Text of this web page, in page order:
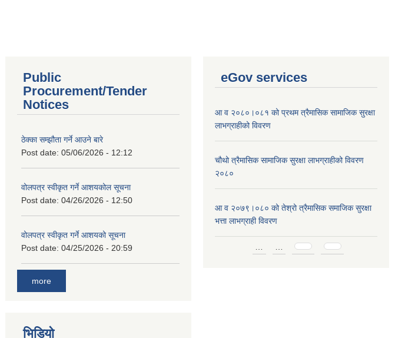
Public
Procurement/Tender
Notices
ठेक्का सम्झौता गर्ने आउने बारे
Post date: 05/06/2026 - 12:12
वोलपत्र स्वीकृत गर्ने आशयकोल सूचना
Post date: 04/26/2026 - 12:50
वोलपत्र स्वीकृत गर्ने आशयको सूचना
Post date: 04/25/2026 - 20:59
more
eGov services
आ व २०८०।०८१ को प्रथम त्रैमासिक सामाजिक सुरक्षा
लाभग्राहीको विवरण
चौथो त्रैमासिक सामाजिक सुरक्षा लाभग्राहीको विवरण
२०८०
आ व २०७९।०८० को तेश्रो त्रैमासिक समाजिक सुरक्षा
भत्ता लाभग्राही विवरण
Pages
भिडियो